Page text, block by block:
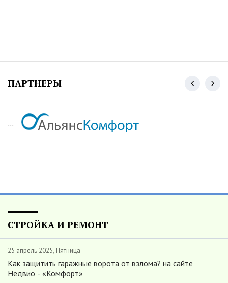
ПАРТНЕРЫ
...
СТРОЙКА И РЕМОНТ
25 апрель 2025, Пятница
Как защитить гаражные ворота от взлома? на сайте
Недвио - «Комфорт»